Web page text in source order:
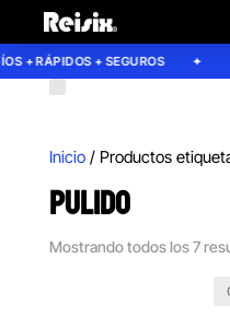
+ RÁPIDOS + SEGUROS
Inicio/ Productos
PULIDO
Mostrando todos los 7